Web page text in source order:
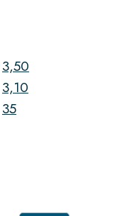
3,50
3,10
35